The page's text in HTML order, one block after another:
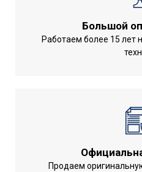
Срок службы
Большой
Работаем более 15 лет
Продаем